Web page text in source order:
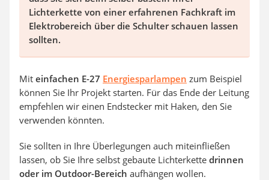
Lichterkette von einer erfahrenen Fachkraft im
Elektrobereich über die Schulter schauen lassen
sollten.
Mit einfachen E-27 Energiesparlampen zum Beispiel
können Sie Ihr Projekt starten. Für das Ende der Leitung
empfehlen wir einen Endstecker mit Haken, den Sie
verwenden könnten.
Sie sollten in Ihre Überlegungen auch miteinfließen
lassen, ob Sie Ihre selbst gebaute Lichterkette drinnen
oder im Outdoor-Bereich aufhängen wollen.